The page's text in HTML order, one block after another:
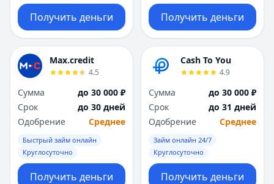
Получить деньги Получить деньги
Max.credit
4.5
Сумма
до 30 000 ₽
Срок
до 30 дней
Одобрение
Среднее
Быстрый займ онлайн
Круглосуточно
Получить деньги
Cash To You
4.9
Сумма
до 30 000 ₽
Срок
до 31 дней
Одобрение
Среднее
Займ онлайн 24/7
Круглосуточно
Получить деньги